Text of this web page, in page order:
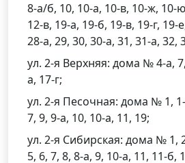
8-а/б, 10, 10-а, 10-в, 10-ж, 10-
12-в, 19-а, 19-б, 19-в, 19-г, 19-
28-а, 29, 30, 30-а, 31, 31-а, 32,
ул. 2-я Верхняя: дома № 4-а,
а, 17-г;
ул. 2-я Песочная: дома № 1, 1-
7, 9, 9-а, 10, 10-а, 11, 19;
ул. 2-я Сибирская: дома № 1,
5, 6, 7, 8, 8-а, 9, 10-а, 11, 11-б,